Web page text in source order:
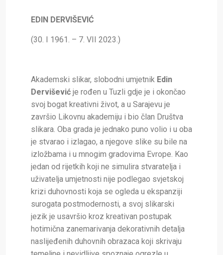
EDIN DERVIŠEVIĆ
(30. I 1961. – 7. VII 2023.)
Akademski slikar, slobodni umjetnik Edin
Dervišević je rođen u Tuzli gdje je i okončao
svoj bogat kreativni život, a u Sarajevu je
završio Likovnu akademiju i bio član Društva
slikara. Oba grada je jednako puno volio i u oba
je stvarao i izlagao, a njegove slike su bile na
izložbama i u mnogim gradovima Evrope. Kao
jedan od rijetkih koji ne simulira stvaratelja i
uživatelja umjetnosti nije podlegao svjetskoj
krizi duhovnosti koja se ogleda u ekspanziji
surogata postmodernosti, a svoj slikarski
jezik je usavršio kroz kreativan postupak
hotimična zanemarivanja dekorativnih detalja
naslijeđenih duhovnih obrazaca koji skrivaju